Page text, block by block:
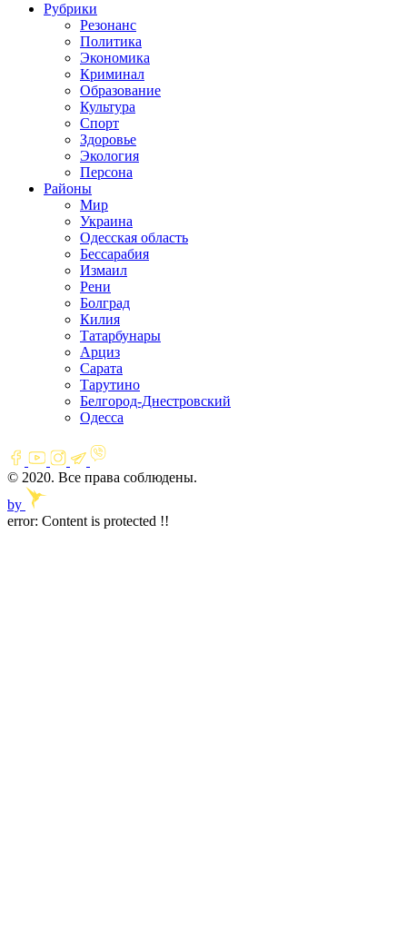
Рубрики
Резонанс
Политика
Экономика
Криминал
Образование
Культура
Спорт
Здоровье
Экология
Персона
Районы
Мир
Украина
Одесская область
Бессарабия
Измаил
Рени
Болград
Килия
Татарбунары
Арциз
Сарата
Тарутино
Белгород-Днестровский
Одесса
© 2020. Все права соблюдены.
by
error: Content is protected !!